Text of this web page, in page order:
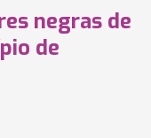
negras de
de